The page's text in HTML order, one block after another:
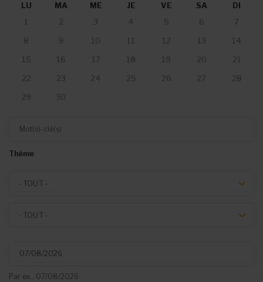
LU MA ME JE VE SA
DI
1
2 3 4 5 6
7
8
9 10 11 12 13
14
15
16 17 18 19 20
21
22
23 24 25 26 27
28
29
30
Thème
- TOUT -
- TOUT -
Par ex., 07/08/2026